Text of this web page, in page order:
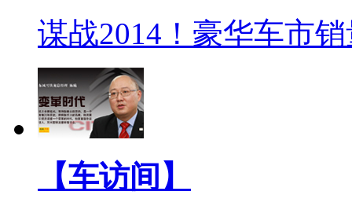
谋战2014！豪华车市
【车访间】